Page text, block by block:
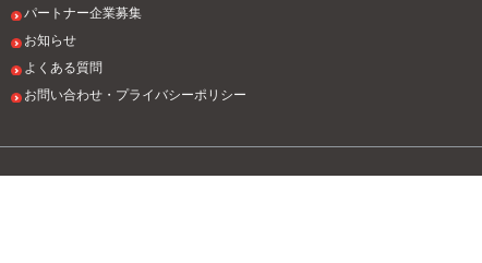
パートナー企業募集
お知らせ
よくある質問
お問い合わせ・プライバシーポリシー